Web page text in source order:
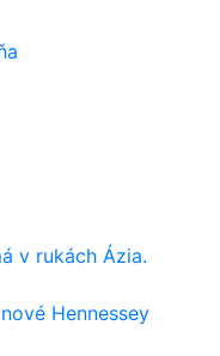
v rukách Ázia.
Hennessey